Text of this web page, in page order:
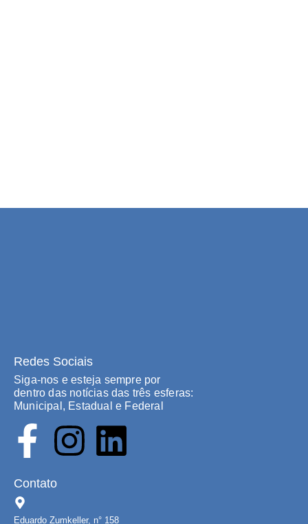
Redes Sociais
Siga-nos e esteja sempre por
dentro das notícias das três esferas:
Municipal, Estadual e Federal
Contato
Eduardo Zumkeller, n° 158